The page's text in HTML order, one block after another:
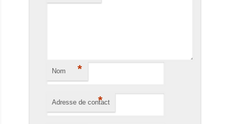
Nom *
Adresse de contact
*